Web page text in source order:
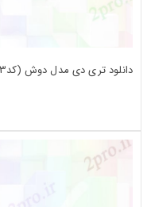
دانلود تری دی مدل دوش (کد27023)